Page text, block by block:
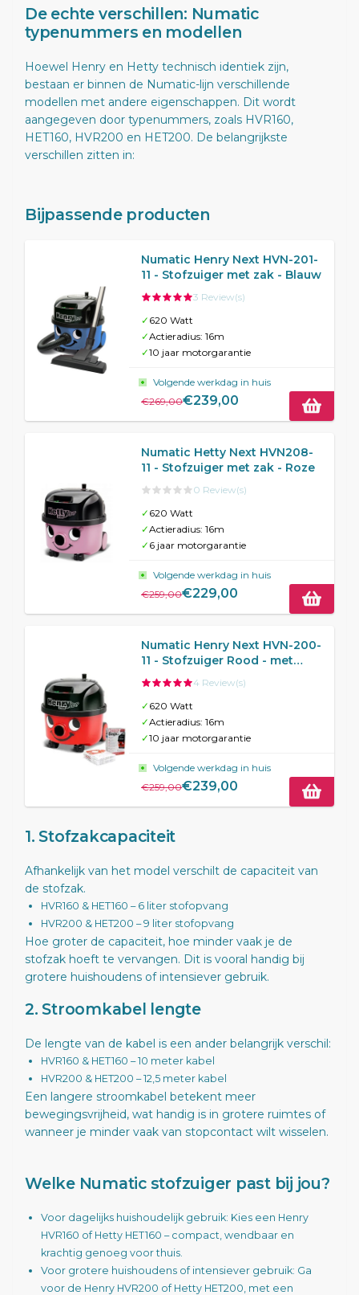
De echte verschillen: Numatic
typenummers en modellen
Hoewel Henry en Hetty technisch identiek zijn,
bestaan er binnen de Numatic-lijn verschillende
modellen met andere eigenschappen. Dit wordt
aangegeven door typenummers, zoals HVR160,
HET160, HVR200 en HET200. De belangrijkste
verschillen zitten in:
Bijpassende producten
Numatic Henry Next HVN-201-
11 - Stofzuiger met zak - Blauw
3 Review(s)
✓ 620 Watt
✓Actieradius: 16m
✓10 jaar motorgarantie
Volgende werkdag in huis
€269,00€239,00
Numatic Hetty Next HVN208-
11 - Stofzuiger met zak - Roze
0 Review(s)
✓ 620 Watt
✓Actieradius: 16m
✓ 6 jaar motorgarantie
Volgende werkdag in huis
€259,00€229,00
Numatic Henry Next HVN-200-
11 - Stofzuiger Rood - met
Gratis pak stofzuigerzakken
4 Review(s)
✓ 620 Watt
✓Actieradius: 16m
✓10 jaar motorgarantie
Volgende werkdag in huis
€259,00€239,00
1. Stofzakcapaciteit
Afhankelijk van het model verschilt de capaciteit van
de stofzak.
HVR160 & HET160 – 6 liter stofopvang
HVR200 & HET200 – 9 liter stofopvang
Hoe groter de capaciteit, hoe minder vaak je de
stofzak hoeft te vervangen. Dit is vooral handig bij
grotere huishoudens of intensiever gebruik.
2. Stroomkabel lengte
De lengte van de kabel is een ander belangrijk verschil:
HVR160 & HET160 – 10 meter kabel
HVR200 & HET200 – 12,5 meter kabel
Een langere stroomkabel betekent meer
bewegingsvrijheid, wat handig is in grotere ruimtes of
wanneer je minder vaak van stopcontact wilt wisselen.
Welke Numatic stofzuiger past bij jou?
Voor dagelijks huishoudelijk gebruik: Kies een Henry
HVR160 of Hetty HET160 – compact, wendbaar en
krachtig genoeg voor thuis.
Voor grotere huishoudens of intensiever gebruik: Ga
voor de Henry HVR200 of Hetty HET200, met een